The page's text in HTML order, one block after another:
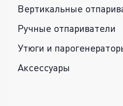
Вертикальные
Ручные отпариватели
Утюги и
Аксессуары